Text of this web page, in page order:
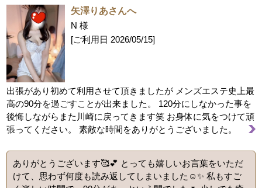
矢澤りあさんへ
N 様
[ご利用日 2026/05/15]
出張があり初めて利用させて頂きましたが メンズエステ史上最
高の90分を過ごすことが出来ました。 120分にしなかった事を
後悔しながらまた川崎に戻ってきます笑 お身体に気をつけて頑
張ってください。 素敵な時間をありがとうございました。
ありがとうございます🥰💕 とっても嬉しいお言葉をいただ
けて、思わず何度も読み返してしまいました☺️✨ 私もすご